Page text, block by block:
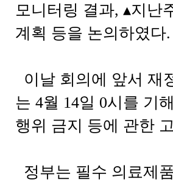
모니터링 결과, ▴지난
계획 등을 논의하였다.
이날 회의에 앞서 재
는 4월 14일 0시를 기
행위 금지 등에 관한
정부는 필수 의료제